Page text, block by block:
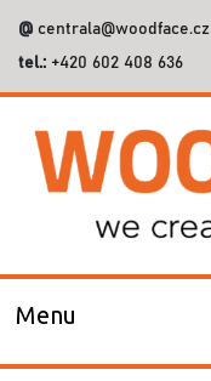
@ centrala@woodface.cz
tel.: +420 602 408 636
Menu